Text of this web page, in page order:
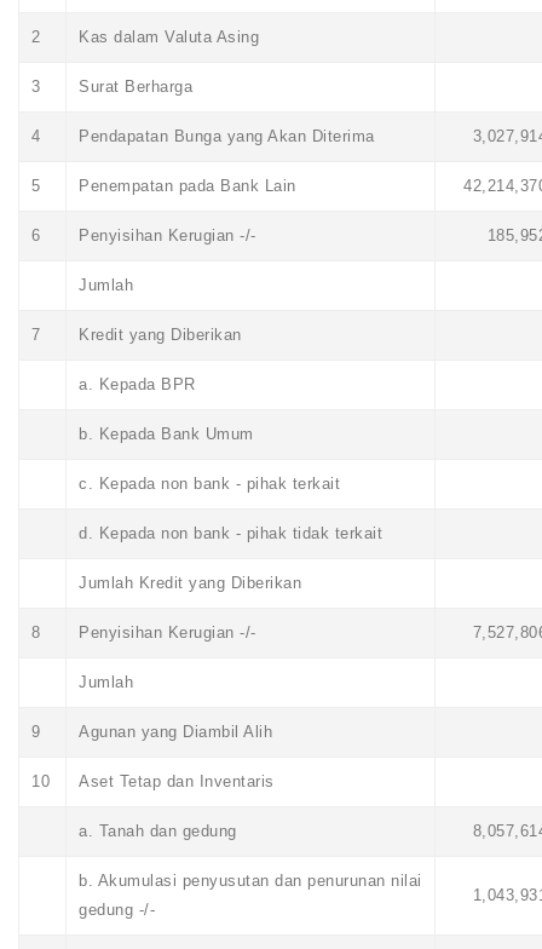
2 Kas dalam Valuta Asing
3 Surat Berharga
4 Pendapatan Bunga yang Akan Diterima
5 Penempatan pada Bank Lain
6 Penyisihan Kerugian -/-
Jumlah
7 Kredit yang Diberikan
a. Kepada BPR
b. Kepada Bank Umum
c. Kepada non bank - pihak terkait
d. Kepada non bank - pihak tidak terkait
Jumlah Kredit yang Diberikan
8 Penyisihan Kerugian -/-
Jumlah
9 Agunan yang Diambil Alih
10 Aset Tetap dan Inventaris
a. Tanah dan gedung
b. Akumulasi penyusutan dan penurunan nilai
gedung -/-